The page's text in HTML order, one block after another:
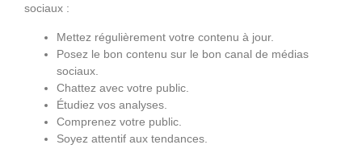
sociaux :
Mettez régulièrement votre contenu à jour.
Posez le bon contenu sur le bon canal de médias
sociaux.
Chattez avec votre public.
Étudiez vos analyses.
Comprenez votre public.
Soyez attentif aux tendances.